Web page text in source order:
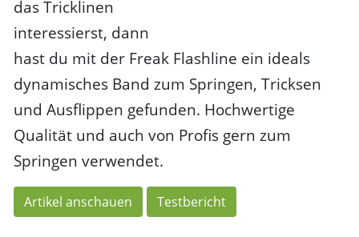
das Tricklinen
interessierst, dann
hast du mit der Freak Flashline ein ideals
dynamisches Band zum Springen, Tricksen
und Ausflippen gefunden. Hochwertige
Qualität und auch von Profis gern zum
Springen verwendet.
Artikel anschauen Testbericht